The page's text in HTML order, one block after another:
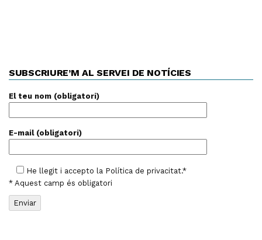
SUBSCRIURE’M AL SERVEI DE NOTÍCIES
El teu nom (obligatori)
E-mail (obligatori)
He llegit i accepto la Política de privacitat.*
* Aquest camp és obligatori